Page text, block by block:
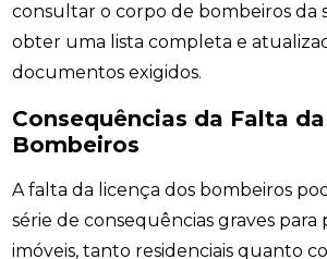
consultar o corpo de bombeiros da
obter uma lista completa e
documentos exigidos.
Consequências da Falta
Bombeiros
A falta da licença dos bombeiros
série de consequências graves para
imóveis, tanto residenciais quanto